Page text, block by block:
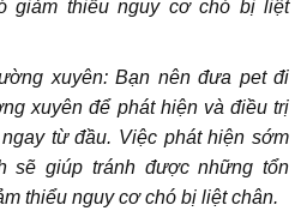
giảm thiểu nguy cơ chó bị liệt
xuyên: Bạn nên đưa pet đi
xuyên để phát hiện và điều trị
từ đầu. Việc phát hiện sớm
sẽ giúp tránh được những tổn
thiểu nguy cơ chó bị liệt chân.